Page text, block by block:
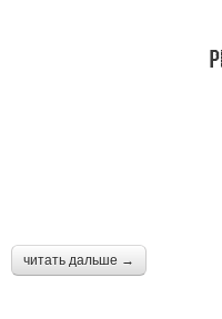
читать дальше →